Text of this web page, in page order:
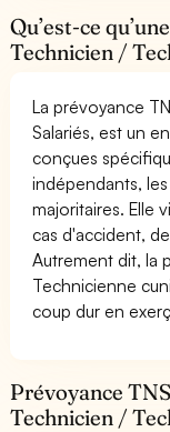
Qu’est-ce
Technicien /
La prévoyance
Salariés, est un
conçues
indépendants,
majoritaires. Elle
cas d'accident,
Autrement dit, la
Technicienne
coup dur en
Prévoyance
Technicien /